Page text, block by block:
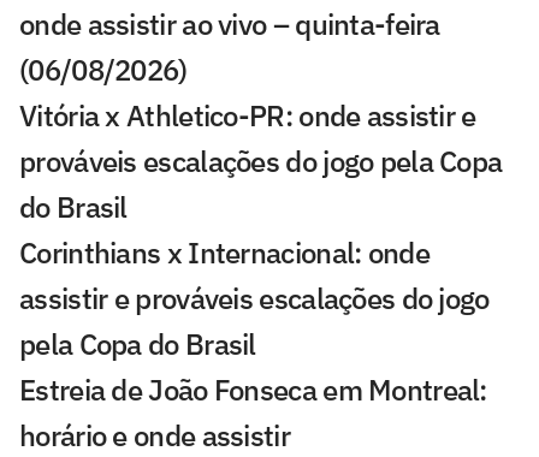
onde assistir ao vivo – quinta-feira
(06/08/2026)
Vitória x Athletico-PR: onde assistir e
prováveis escalações do jogo pela Copa
do Brasil
Corinthians x Internacional: onde
assistir e prováveis escalações do jogo
pela Copa do Brasil
Estreia de João Fonseca em Montreal:
horário e onde assistir